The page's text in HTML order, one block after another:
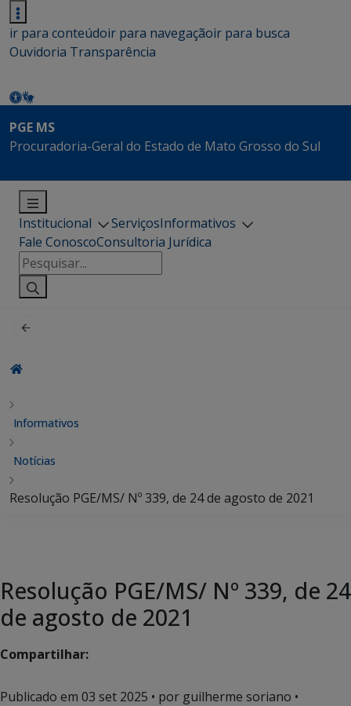
ir para conteúdoir para navegaçãoir para busca
Ouvidoria Transparência
PGE MS
Procuradoria-Geral do Estado de Mato Grosso do Sul
Institucional ServiçosInformativos
Fale ConoscoConsultoria Jurídica
Pesquisar
por:
Informativos
Notícias
Resolução PGE/MS/ Nº 339, de 24 de agosto de 2021
Resolução PGE/MS/ Nº 339, de 24
de agosto de 2021
Compartilhar:
Publicado em 03 set 2025 • por guilherme soriano •